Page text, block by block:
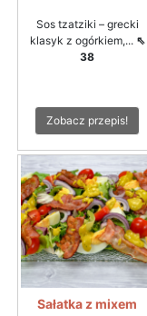
Sos tzatziki – grecki
klasyk z ogórkiem,... ⇖
38
Zobacz przepis!
Sałatka z mixem